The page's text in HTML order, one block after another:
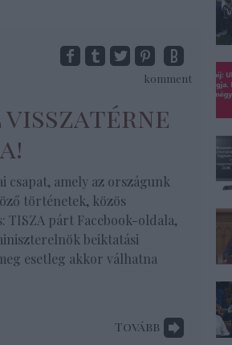
komment
visszatérne
csapat, amely az országunk
történetek, közös
TISZA párt Facebook-oldala,
beiktatási
esetleg akkor válhatna
Tovább